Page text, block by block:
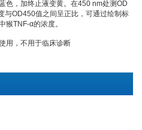
下载中心
色，加终止液变黄。在450 nm处测OD
与OD450值之间呈正比，可通过绘制标
猴TNF-α的浓度。
用，不用于临床诊断